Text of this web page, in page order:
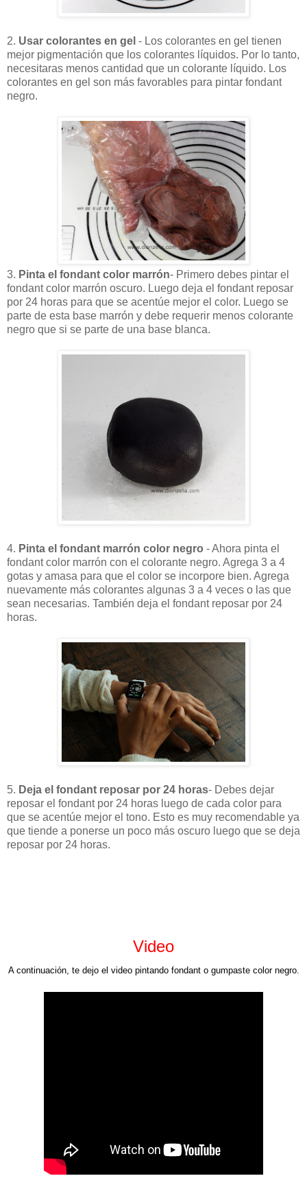
2. Usar colorantes en gel - Los colorantes en gel tienen
mejor pigmentación que los colorantes líquidos. Por lo tanto,
necesitaras menos cantidad que un colorante líquido. Los
colorantes en gel son más favorables para pintar fondant
negro.
3. Pinta el fondant color marrón- Primero debes pintar el
fondant color marrón oscuro. Luego deja el fondant reposar
por 24 horas para que se acentúe mejor el color. Luego se
parte de esta base marrón y debe requerir menos colorante
negro que si se parte de una base blanca.
4. Pinta el fondant marrón color negro - Ahora pinta el
fondant color marrón con el colorante negro. Agrega 3 a 4
gotas y amasa para que el color se incorpore bien. Agrega
nuevamente más colorantes algunas 3 a 4 veces o las que
sean necesarias. También deja el fondant reposar por 24
horas.
5. Deja el fondant reposar por 24 horas- Debes dejar
reposar el fondant por 24 horas luego de cada color para
que se acentúe mejor el tono. Esto es muy recomendable ya
que tiende a ponerse un poco más oscuro luego que se deja
reposar por 24 horas.
Video
A continuación, te dejo el video pintando fondant o gumpaste color negro.